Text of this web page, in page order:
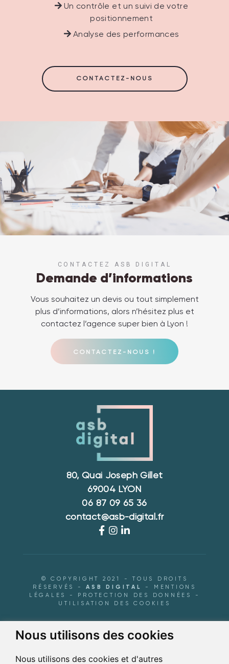
Nous utilisons des cookies
Nous utilisons des cookies et d'autres
Un contrôle et un suivi de votre
positionnement
Analyse des performances
CONTACTEZ-NOUS
CONTACTEZ ASB DIGITAL
Demande d’informations
Vous souhaitez un devis ou tout simplement
plus d’informations, alors n’hésitez plus et
contactez l’agence super bien à Lyon !
CONTACTEZ-NOUS !
80, Quai Joseph Gillet
69004 LYON
06 87 09 65 36
contact@asb-digital.fr
© COPYRIGHT 2021 - TOUS DROITS
RÉSERVÉS -ASB DIGITAL -
MENTIONS
LÉGALES
- PROTECTION DES DONNÉES
-
UTILISATION DES COOKIES